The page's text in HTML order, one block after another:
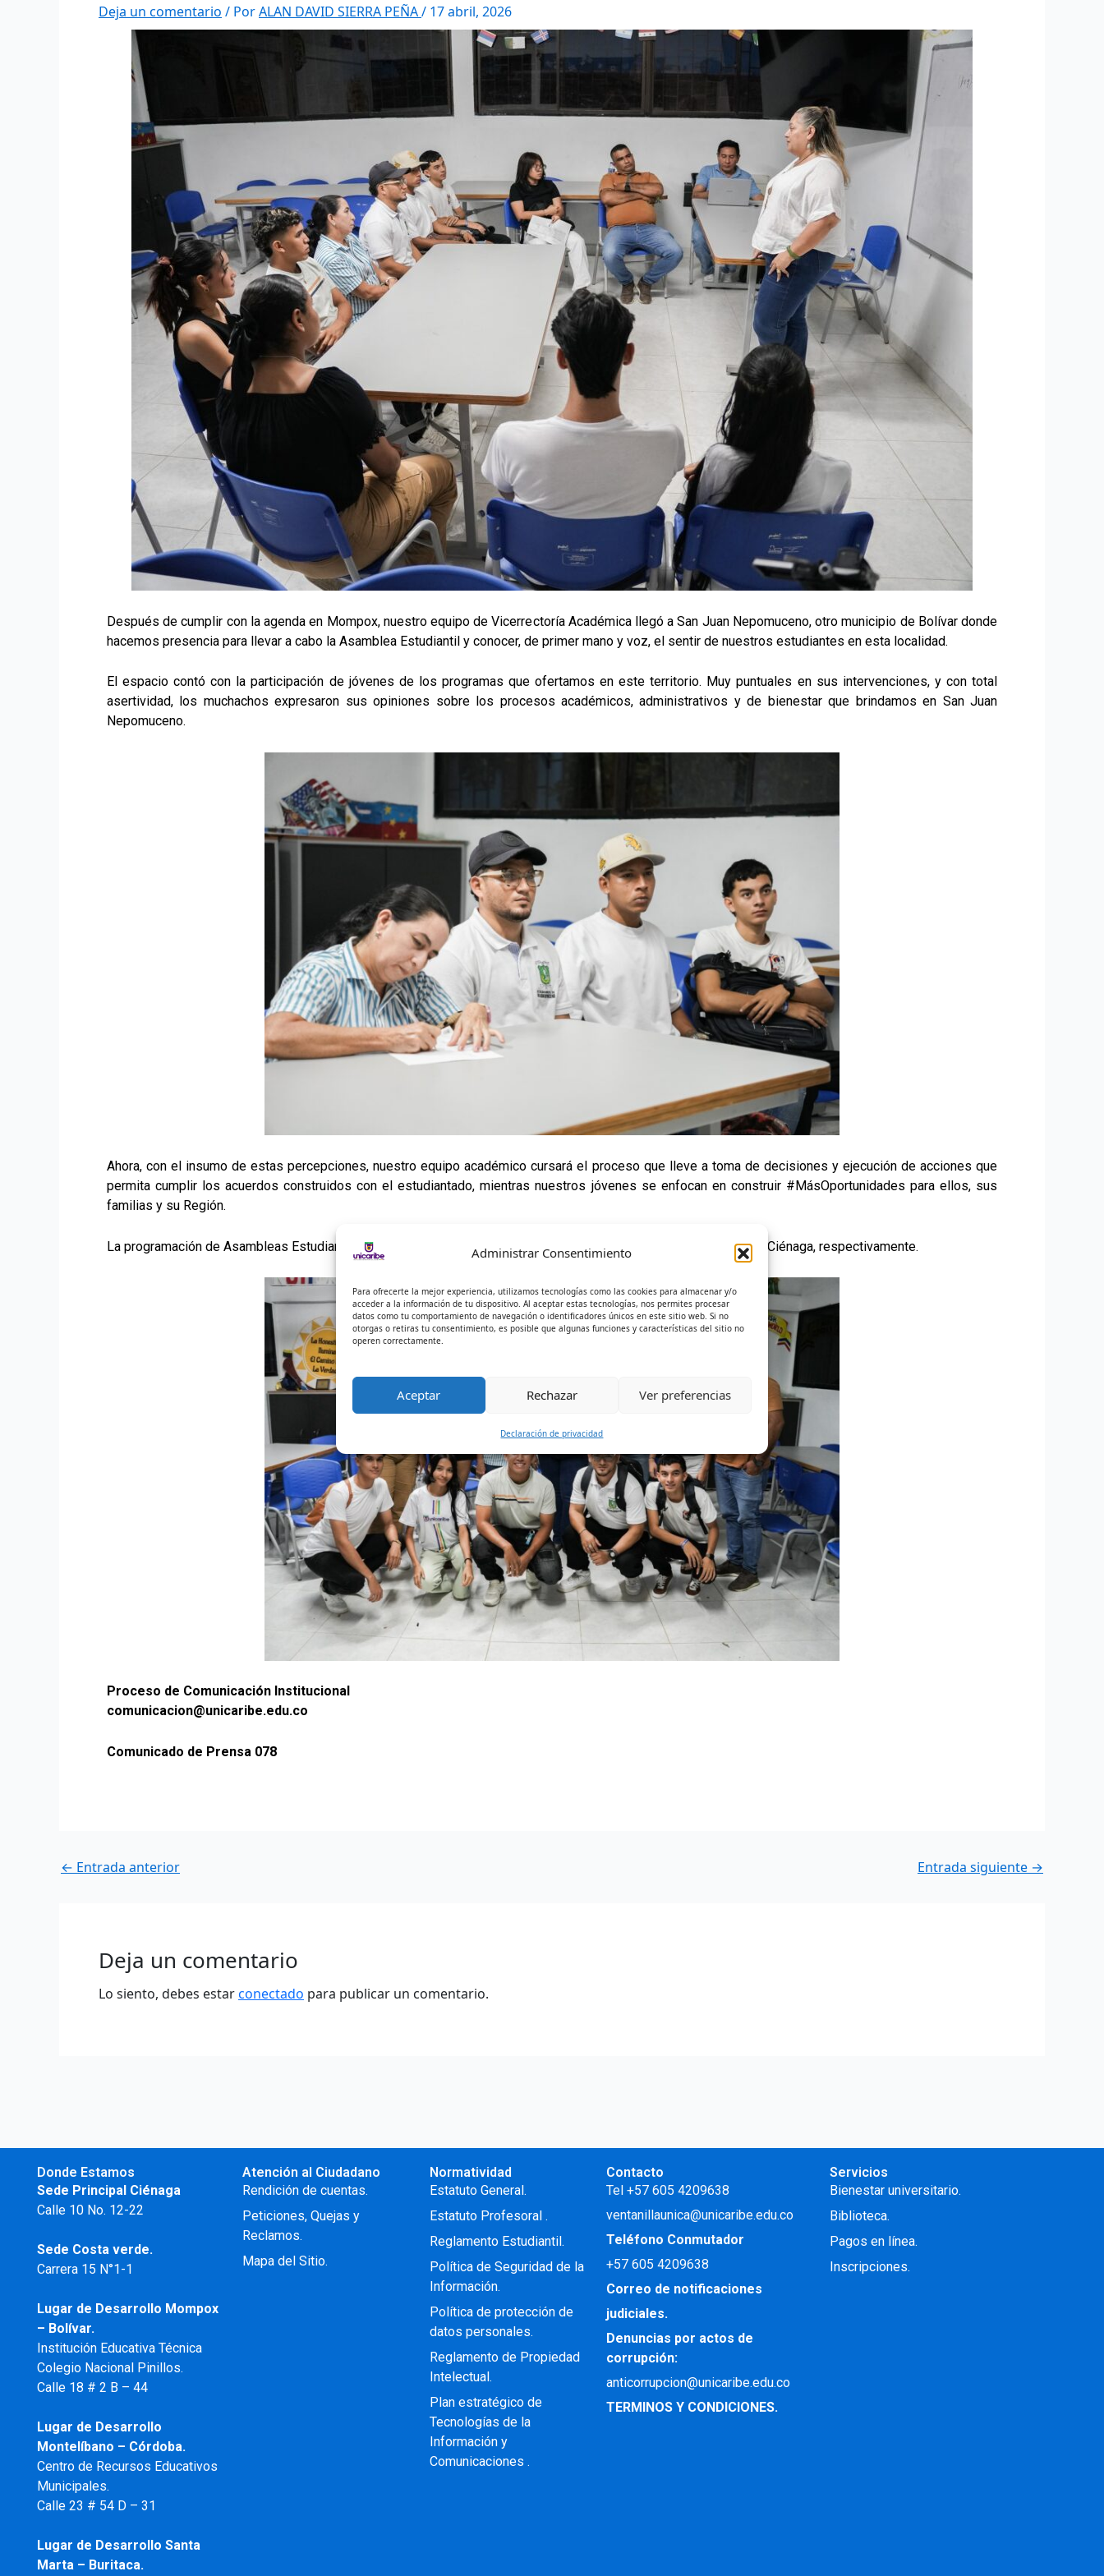
Administrar Consentimiento
Para ofrecerte la mejor experiencia, utilizamos tecnologías como las cookies para almacenar y/o
acceder a la información de tu dispositivo. Al aceptar estas tecnologías, nos permites procesar
datos como tu comportamiento de navegación o identificadores únicos en este sitio web. Si no
otorgas o retiras tu consentimiento, es posible que algunas funciones y características del sitio no
operen correctamente.
Aceptar Rechazar Ver preferencias
Declaración de privacidad
Deja un comentario / PorALAN DAVID SIERRA PEÑA/ 17 abril, 2026
Después de cumplir con la agenda en Mompox, nuestro equipo de Vicerrectoría Académica llegó a San Juan Nepomuceno, otro municipio de Bolívar donde
hacemos presencia para llevar a cabo la Asamblea Estudiantil y conocer, de primer mano y voz, el sentir de nuestros estudiantes en esta localidad.
El espacio contó con la participación de jóvenes de los programas que ofertamos en este territorio. Muy puntuales en sus intervenciones, y con total
asertividad, los muchachos expresaron sus opiniones sobre los procesos académicos, administrativos y de bienestar que brindamos en San Juan
Nepomuceno.
Ahora, con el insumo de estas percepciones, nuestro equipo académico cursará el proceso que lleve a toma de decisiones y ejecución de acciones que
permita cumplir los acuerdos construidos con el estudiantado, mientras nuestros jóvenes se enfocan en construir #MásOportunidades para ellos, sus
familias y su Región.
La programación de Asambleas Estudiantiles vuelve al Magdalena. Las siguientes serán en Aracataca, Fundación y Ciénaga, respectivamente.
Proceso de Comunicación Institucional
comunicacion@unicaribe.edu.co
Comunicado de Prensa 078
← Entrada anterior Entrada siguiente →
Deja un comentario
Lo siento, debes estarconectado para publicar un comentario.
Donde Estamos
Sede Principal Ciénaga
Calle 10 No. 12-22
Sede Costa verde.
Carrera 15 N°1-1
Lugar de Desarrollo Mompox
– Bolívar.
Institución Educativa Técnica
Colegio Nacional Pinillos.
Calle 18 # 2 B – 44
Lugar de Desarrollo
Montelíbano – Córdoba.
Centro de Recursos Educativos
Municipales.
Calle 23 # 54 D – 31
Lugar de Desarrollo Santa
Marta – Buritaca.
Atención al Ciudadano
Rendición de cuentas.
Peticiones, Quejas y
Reclamos.
Mapa del Sitio.
Normatividad
Estatuto General.
Estatuto Profesoral .
Reglamento Estudiantil.
Política de Seguridad de la
Información.
Política de protección de
datos personales.
Reglamento de Propiedad
Intelectual.
Plan estratégico de
Tecnologías de la
Información y
Comunicaciones .
Contacto
Tel +57 605 4209638
ventanillaunica@unicaribe.edu.co
Teléfono Conmutador
+57605 4209638
Correo de notificaciones
judiciales.
Denuncias por actos de
corrupción:
anticorrupcion@unicaribe.edu.co
TERMINOS Y CONDICIONES.
Servicios
Bienestar universitario.
Biblioteca.
Pagos en línea.
Inscripciones.